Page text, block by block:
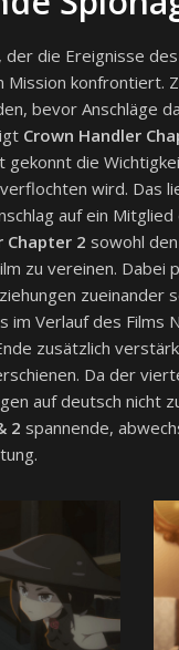
die Ereignisse
Mission konfrontiert.
bevor Anschläge
Crown Handler
die
wird. Das
auf ein
Chapter 2 sowohl
zu vereinen.
zueinander
Verlauf des Films
zusätzlich
Da der
auf deutsch nicht
2 spannende,